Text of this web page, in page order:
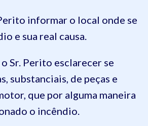
informar o local onde se
e sua real causa.
Sr. Perito esclarecer se
substanciais, de peças e
que por alguma maneira
o incêndio.